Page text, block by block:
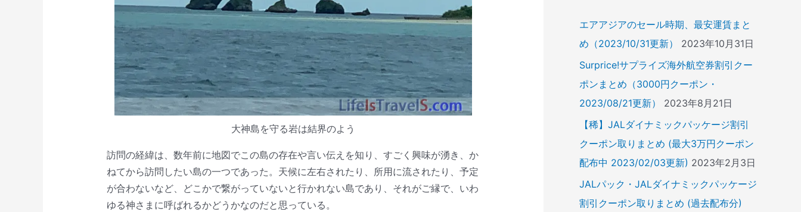
大神島を守る岩は結界のよう
訪問の経緯は、数年前に地図でこの島の存在や言い伝えを知り、すごく興味が湧き、か
ねてから訪問したい島の一つであった。天候に左右されたり、所用に流されたり、予定
が合わないなど、どこかで繋がっていないと行かれない島であり、それがご縁で、いわ
ゆる神さまに呼ばれるかどうかなのだと思っている。
エアアジアのセール時期、最安運賃まと
め（2023/10/31更新）
2023年10月31日
Surprice!サプライズ海外航空券割引クー
ポンまとめ（3000円クーポン・
2023/08/21更新）
2023年8月21日
【稀】JALダイナミックパッケージ割引
クーポン取りまとめ (最大3万円クーポン
配布中 2023/02/03更新) 2023年2月3日
JALパック・JALダイナミックパッケージ
割引クーポン取りまとめ (過去配布分)